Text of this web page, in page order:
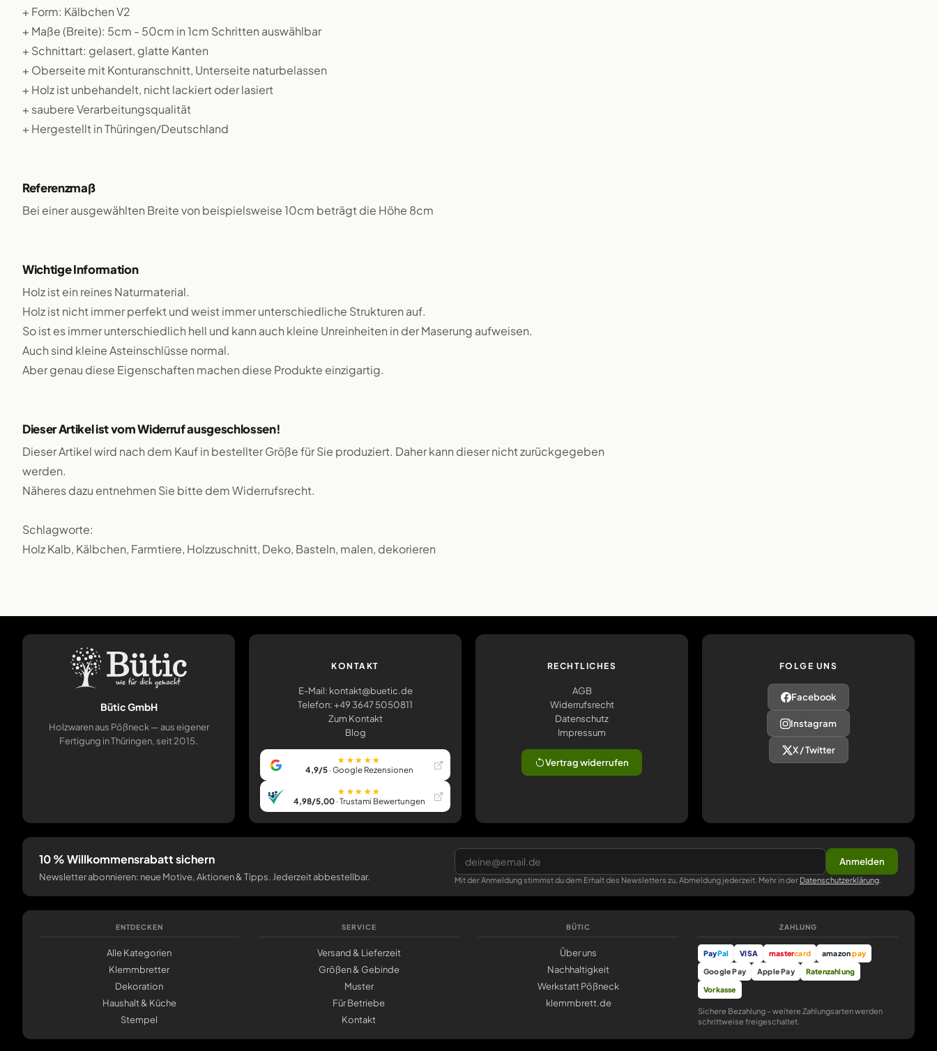
+ Form: Kälbchen V2
+ Maße (Breite): 5cm - 50cm in 1cm Schritten auswählbar
+ Schnittart: gelasert, glatte Kanten
+ Oberseite mit Konturanschnitt, Unterseite naturbelassen
+ Holz ist unbehandelt, nicht lackiert oder lasiert
+ saubere Verarbeitungsqualität
+ Hergestellt in Thüringen/Deutschland
Referenzmaß
Bei einer ausgewählten Breite von beispielsweise 10cm beträgt die Höhe 8cm
Wichtige Information
Holz ist ein reines Naturmaterial.
Holz ist nicht immer perfekt und weist immer unterschiedliche Strukturen auf.
So ist es immer unterschiedlich hell und kann auch kleine Unreinheiten in der Maserung aufweisen.
Auch sind kleine Asteinschlüsse normal.
Aber genau diese Eigenschaften machen diese Produkte einzigartig.
Dieser Artikel ist vom Widerruf ausgeschlossen!
Dieser Artikel wird nach dem Kauf in bestellter Größe für Sie produziert. Daher kann dieser nicht zurückgegeben
werden.
Näheres dazu entnehmen Sie bitte dem Widerrufsrecht.
Schlagworte:
Holz Kalb, Kälbchen, Farmtiere, Holzzuschnitt, Deko, Basteln, malen, dekorieren
Bütic GmbH
Holzwaren aus Pößneck — aus eigener
Fertigung in Thüringen, seit 2015.
KONTAKT
E-Mail: kontakt@buetic.de
Telefon: +49 3647 5050811
Zum Kontakt
Blog
★★★★★
4,9/5 · Google Rezensionen
★★★★★
4,98/5,00 · Trustami Bewertungen
RECHTLICHES
AGB
Widerrufsrecht
Datenschutz
Impressum
Vertrag widerrufen
FOLGE UNS
Facebook
Instagram
X / Twitter
10 % Willkommensrabatt sichern
Newsletter abonnieren: neue Motive, Aktionen & Tipps. Jederzeit abbestellbar.
Anmelden
Mit der Anmeldung stimmst du dem Erhalt des Newsletters zu, Abmeldung jederzeit. Mehr in der Datenschutzerklärung
ENTDECKEN
Alle Kategorien
Klemmbretter
Dekoration
Haushalt & Küche
Stempel
SERVICE
Versand & Lieferzeit
Größen & Gebinde
Muster
Für Betriebe
Kontakt
BÜTIC
Über uns
Nachhaltigkeit
Werkstatt Pößneck
klemmbrett.de
ZAHLUNG
PayPal VISA mastercard amazonpay
Google Pay
Apple Pay
Ratenzahlung
Vorkasse
Sichere Bezahlung – weitere Zahlungsarten werden
schrittweise freigeschaltet.